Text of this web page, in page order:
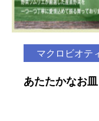
マクロビオテ
あたたかなお皿